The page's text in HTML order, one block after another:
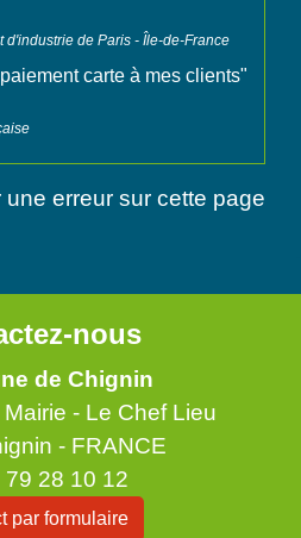
d'industrie de Paris - Île-de-France
carte à mes clients"
une erreur sur cette page
nous
de Chignin
- Le Chef Lieu
- FRANCE
79 28 10 12
par formulaire